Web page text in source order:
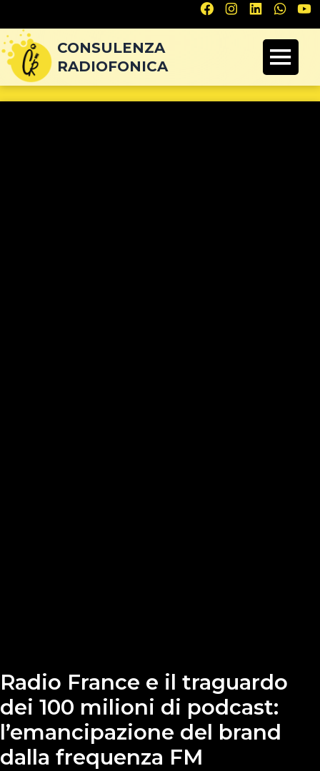
CONSULENZA
RADIOFONICA
Radio France e il traguardo
dei 100 milioni di podcast:
l’emancipazione del brand
dalla frequenza FM